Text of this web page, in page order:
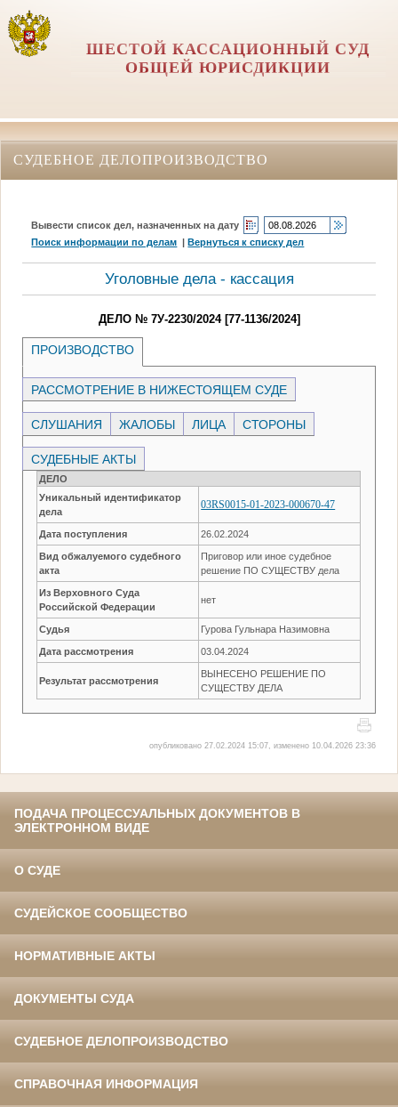
ШЕСТОЙ КАССАЦИОННЫЙ СУД
ОБЩЕЙ ЮРИСДИКЦИИ
СУДЕБНОЕ ДЕЛОПРОИЗВОДСТВО
Вывести список дел, назначенных на дату
Поиск информации по делам |Вернуться к списку дел
Уголовные дела - кассация
ДЕЛО № 7У-2230/2024 [77-1136/2024]
ПРОИЗВОДСТВО
РАССМОТРЕНИЕ В НИЖЕСТОЯЩЕМ СУДЕ
СЛУШАНИЯ ЖАЛОБЫ ЛИЦА СТОРОНЫ
СУДЕБНЫЕ АКТЫ
ДЕЛО
Уникальный идентификатор
дела
03RS0015-01-2023-000670-47
Дата поступления 26.02.2024
Вид обжалуемого судебного
акта
Приговор или иное судебное
решение ПО СУЩЕСТВУ дела
Из Верховного Суда
Российской Федерации
нет
Судья Гурова Гульнара Назимовна
Дата рассмотрения 03.04.2024
Результат рассмотрения
ВЫНЕСЕНО РЕШЕНИЕ ПО
СУЩЕСТВУ ДЕЛА
опубликовано 27.02.2024 15:07, изменено 10.04.2026 23:36
ПОДАЧА ПРОЦЕССУАЛЬНЫХ ДОКУМЕНТОВ В
ЭЛЕКТРОННОМ ВИДЕ
О СУДЕ
СУДЕЙСКОЕ СООБЩЕСТВО
НОРМАТИВНЫЕ АКТЫ
ДОКУМЕНТЫ СУДА
СУДЕБНОЕ ДЕЛОПРОИЗВОДСТВО
СПРАВОЧНАЯ ИНФОРМАЦИЯ